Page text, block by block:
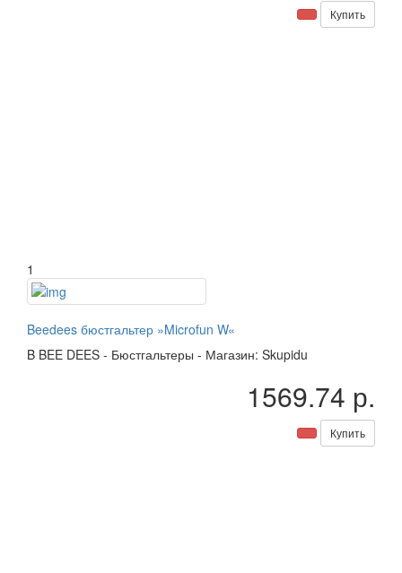
Купить
1
Beedees бюстгальтер »Microfun W«
B BEE DEES - Бюстгальтеры - Магазин: Skupidu
1569.74 р.
Купить